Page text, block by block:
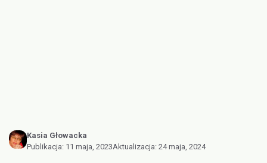
Kasia Głowacka
Publikacja: 11 maja, 2023Aktualizacja: 24 maja, 2024